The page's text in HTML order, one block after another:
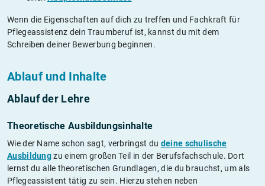
Wenn die Eigenschaften auf dich zu treffen und Fachkraft für
Pflegeassistenz dein Traumberuf ist, kannst du mit dem
Schreiben deiner Bewerbung beginnen.
Ablauf und Inhalte
Ablauf der Lehre
Theoretische Ausbildungsinhalte
Wie der Name schon sagt, verbringst du deine schulische
Ausbildungzu einem großen Teil in der Berufsfachschule. Dort
lernst du alle theoretischen Grundlagen, die du brauchst, um als
Pflegeassistent tätig zu sein. Hierzu stehen neben